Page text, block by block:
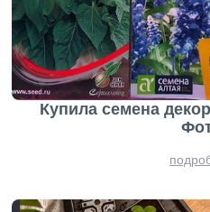
Купила семена